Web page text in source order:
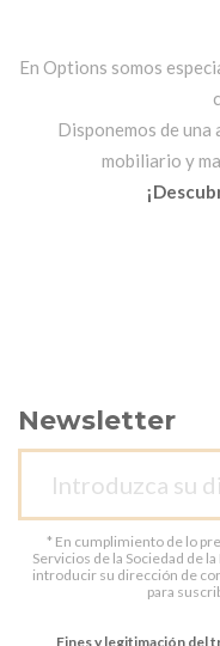
En Options somos
Disponemos de una
mobiliario y
Newsletter
* En cumplimiento de lo
Servicios de la Sociedad de
introducir su dirección de
para
Fines y legitimación del